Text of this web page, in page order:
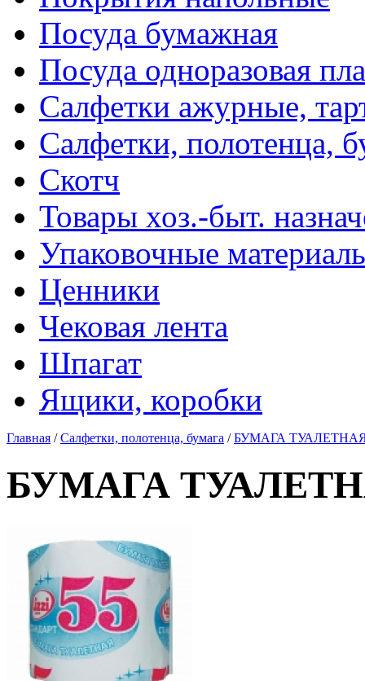
Посуда бумажная
Посуда одноразовая
Салфетки ажурные,
Салфетки, полотенца,
Скотч
Товары хоз.-быт.
Упаковочные
Ценники
Чековая лента
Шпагат
Ящики, коробки
Главная /Салфетки, полотенца, бумага /БУМАГА ТУАЛЕТНАЯ
БУМАГА